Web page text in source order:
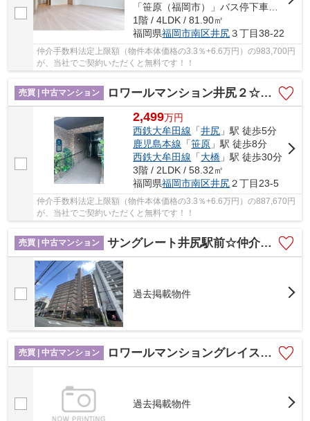
1階 / 4LDK / 81.90㎡
福岡県福岡市南区井尻３丁目38-22
仲介手数料法定上限額（物件本体価格の3.3％+6.6万円）の983,700円
が、当社でご契約いただくと無料です！！
売買 | 中古マンション ロワールマンション井尻２☆仲介手数料無料☆
2,499万円
西鉄大牟田線 「井尻 」駅 徒歩5分
鹿児島本線 「笹原 」駅 徒歩8分
西鉄大牟田線 「大橋 」駅 徒歩30分
3階 / 2LDK / 58.32㎡
福岡県福岡市南区井尻２丁目23-5
仲介手数料法定上限額（物件本体価格の3.3％+6.6万円）の887,670円
が、当社でご契約いただくと無料です！！
売買 | 中古マンション サングレート井尻駅前☆仲介手数料無料☆
過去掲載物件
売買 | 中古マンション ロワールマンショングレイス井尻☆仲介手数料無料☆
過去掲載物件